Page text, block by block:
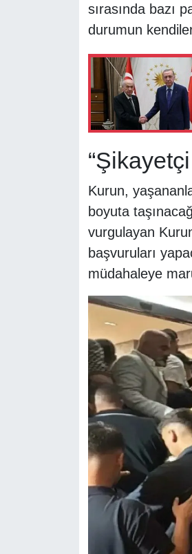
sırasında bazı
durumun
Kurun,
boyuta
vurgulayan
başvuruları
müdahaleye